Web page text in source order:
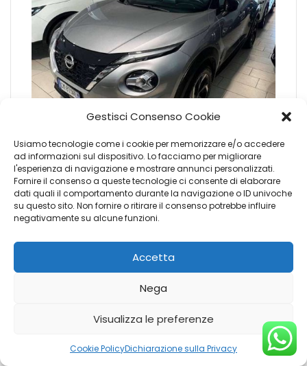
Gestisci Consenso Cookie
Usiamo tecnologie come i cookie per memorizzare e/o accedere
ad informazioni sul dispositivo. Lo facciamo per migliorare
l'esperienza di navigazione e mostrare annunci personalizzati.
Fornire il consenso a queste tecnologie ci consente di elaborare
dati quali il comportamento durante la navigazione o ID univoche
su questo sito. Non fornire o ritirare il consenso potrebbe influire
negativamente su alcune funzioni.
Accetta
Nega
Visualizza le preferenze
Cookie PolicyDichiarazione sulla Privacy
€19.900
Sede: Genova Campi
Anno: 2023-01-01
Motore: 1.6 hev N-Connecta Hybrid
Alimentazione: Elettrica/Benzina
Chilometraggio: 65231